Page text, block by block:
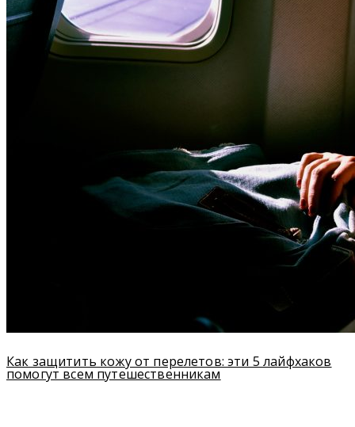
Как защитить кожу от перелетов: эти 5 лайфхаков
помогут всем путешественникам